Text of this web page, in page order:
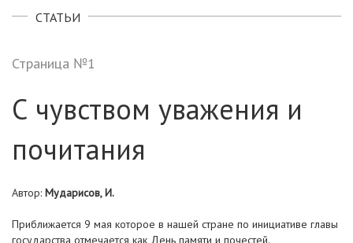
СТАТЬИ
Страница №1
С чувством уважения и
почитания
Автор: Мударисов, И.
Приближается 9 мая которое в нашей стране по инициативе главы
государства отмечается как День памяти и почестей.